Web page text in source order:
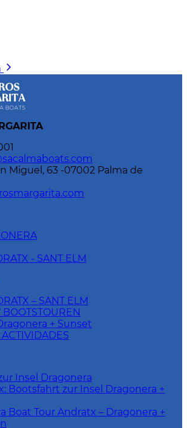
Miguel, 63 -07002 Palma de
- SANT ELM
– SANT ELM
BOOTSTOUREN
+ Sunset
Insel Dragonera
Bootsfahrt zur Insel Dragonera +
Boat Tour Andratx – Dragonera +